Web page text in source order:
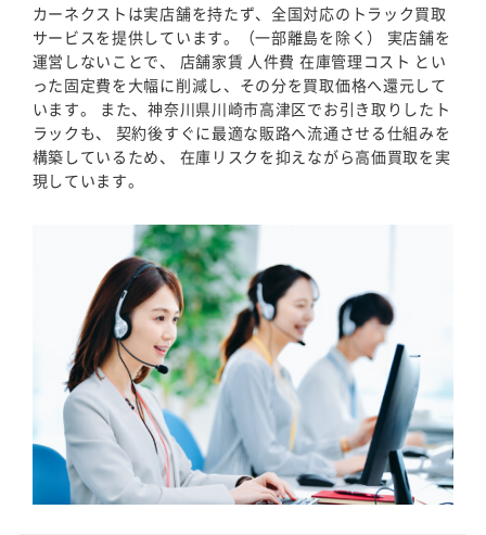
カーネクストは実店舗を持たず、全国対応のトラック買取
サービスを提供しています。（一部離島を除く） 実店舗を
運営しないことで、 店舗家賃 人件費 在庫管理コスト とい
った固定費を大幅に削減し、その分を買取価格へ還元して
います。 また、神奈川県川崎市高津区でお引き取りしたト
ラックも、 契約後すぐに最適な販路へ流通させる仕組みを
構築しているため、 在庫リスクを抑えながら高価買取を実
現しています。